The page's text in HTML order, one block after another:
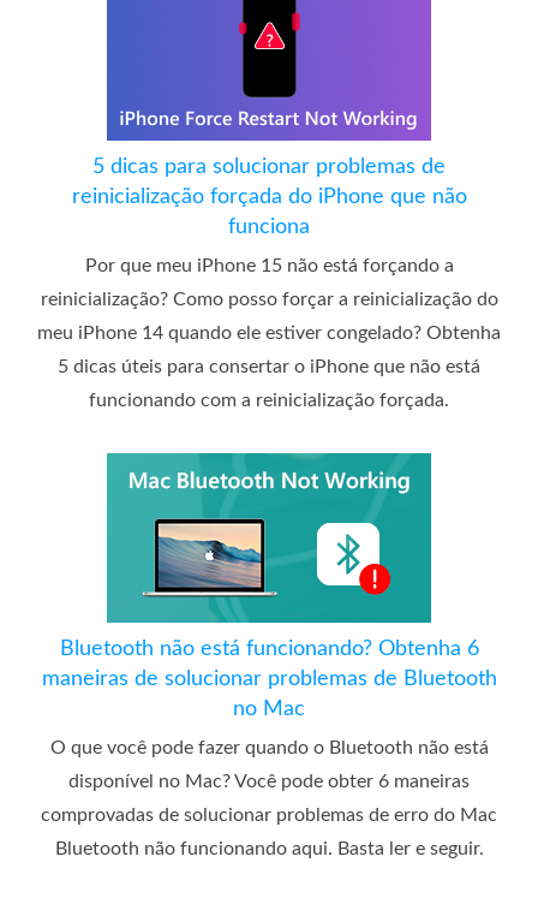
5 dicas para solucionar problemas de
reinicialização forçada do iPhone que não
funciona
Por que meu iPhone 15 não está forçando a
reinicialização? Como posso forçar a reinicialização do
meu iPhone 14 quando ele estiver congelado? Obtenha
5 dicas úteis para consertar o iPhone que não está
funcionando com a reinicialização forçada.
Bluetooth não está funcionando? Obtenha 6
maneiras de solucionar problemas de Bluetooth
no Mac
O que você pode fazer quando o Bluetooth não está
disponível no Mac? Você pode obter 6 maneiras
comprovadas de solucionar problemas de erro do Mac
Bluetooth não funcionando aqui. Basta ler e seguir.